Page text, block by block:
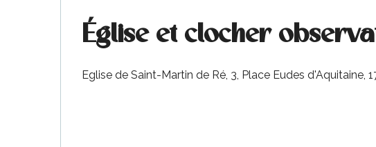
Église et clocher
Eglise de Saint-Martin de Ré, 3, Place Eudes d'Aquitaine,